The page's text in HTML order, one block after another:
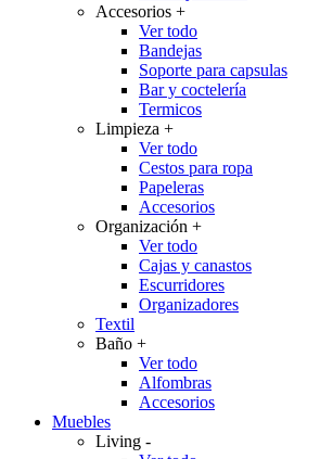
Accesorios +
Ver todo
Bandejas
Soporte para capsulas
Bar y coctelería
Termicos
Limpieza +
Ver todo
Cestos para ropa
Papeleras
Accesorios
Organización +
Ver todo
Cajas y canastos
Escurridores
Organizadores
Textil
Baño +
Ver todo
Alfombras
Accesorios
Muebles
Living -